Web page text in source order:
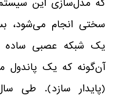
که مدل‌سازی این
سختی انجام می‌شود،
یک شبکه عصبی ساده
آن‌گونه که یک پاندول